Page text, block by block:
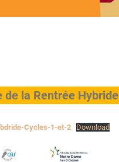
de la Rentrée Hybride
Cycles-1-et-2 Download